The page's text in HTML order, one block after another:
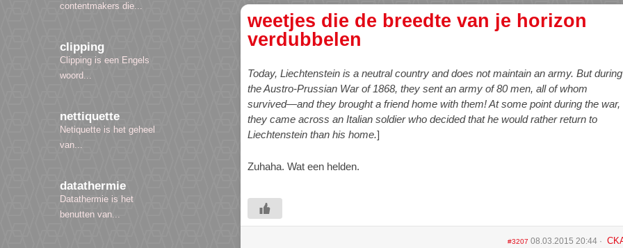
contentmakers die...
clipping
Clipping is een Engels
woord...
nettiquette
Netiquette is het geheel
van...
datathermie
Datathermie is het
benutten van...
weetjes die de breedte van je horizon
verdubbelen
Today, Liechtenstein is a neutral country and does not maintain an army. But during
the Austro-Prussian War of 1868, they sent an army of 80 men, all of whom
survived—and they brought a friend home with them! At some point during the war,
they came across an Italian soldier who decided that he would rather return to
Liechtenstein than his home.]
Zuhaha. Wat een helden.
#320708.03.2015 20:44